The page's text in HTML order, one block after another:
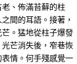
、佈滿苔蘚的柱
間的耳語。接著，
。猛地從柱子爆發
芒消失後，窄巷恢
情。何手殘感覺一